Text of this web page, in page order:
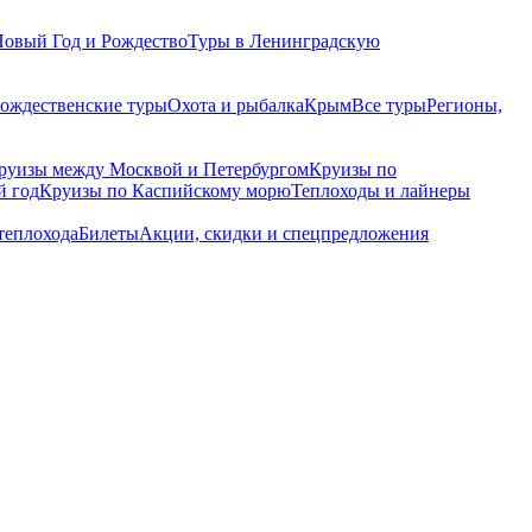
Год и РождествоТуры в Ленинградскую
турыОхота и рыбалкаКрымВсе турыРегионы,
между Москвой и ПетербургомКруизы по
годКруизы по Каспийскому морюТеплоходы и лайнеры
БилетыАкции, скидки и спецпредложения